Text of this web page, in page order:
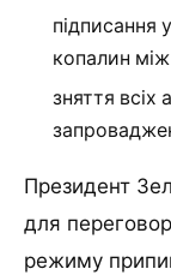
підписання
копалин
зняття всіх
Президент
для
режиму